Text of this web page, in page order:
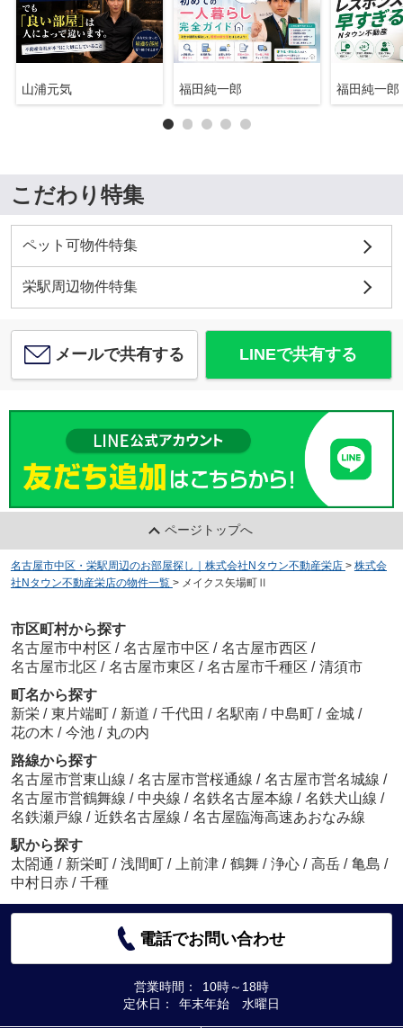
山浦元気 福田純一郎 福田純一郎
こだわり特集
ペット可物件特集
栄駅周辺物件特集
メールで共有する LINEで共有する
ページトップへ
名古屋市中区・栄駅周辺のお部屋探し｜株式会社Nタウン不動産栄店 > 株式会
社Nタウン不動産栄店の物件一覧 > メイクス矢場町Ⅱ
市区町村から探す
名古屋市中村区 / 名古屋市中区 / 名古屋市西区 /
名古屋市北区 / 名古屋市東区 / 名古屋市千種区 / 清須市
町名から探す
新栄 / 東片端町 / 新道 / 千代田 / 名駅南 / 中島町 / 金城 /
花の木 / 今池 / 丸の内
路線から探す
名古屋市営東山線 / 名古屋市営桜通線 / 名古屋市営名城線 /
名古屋市営鶴舞線 / 中央線 / 名鉄名古屋本線 / 名鉄犬山線 /
名鉄瀬戸線 / 近鉄名古屋線 / 名古屋臨海高速あおなみ線
駅から探す
太閤通 / 新栄町 / 浅間町 / 上前津 / 鶴舞 / 浄心 / 高岳 / 亀島 /
中村日赤 / 千種
電話でお問い合わせ
営業時間：
10時～18時
定休日：
年末年始 水曜日